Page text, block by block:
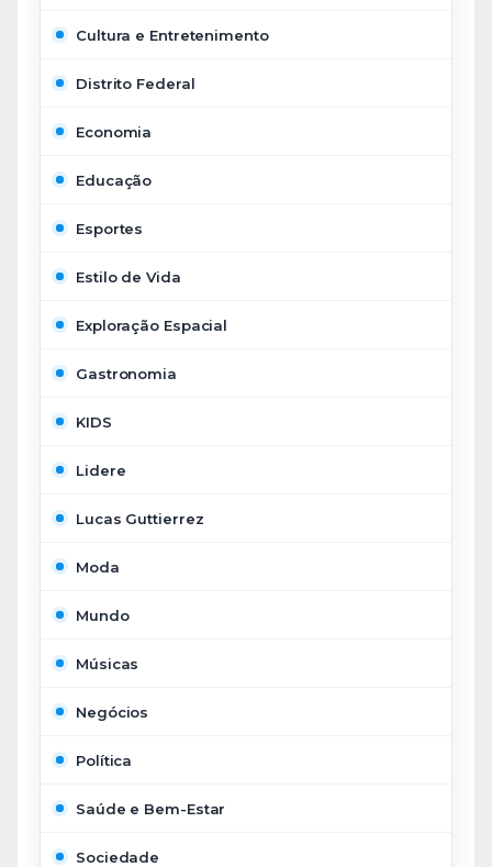
Cultura e Entretenimento
Distrito Federal
Economia
Educação
Esportes
Estilo de Vida
Exploração Espacial
Gastronomia
KIDS
Lidere
Lucas Guttierrez
Moda
Mundo
Músicas
Negócios
Política
Saúde e Bem-Estar
Sociedade